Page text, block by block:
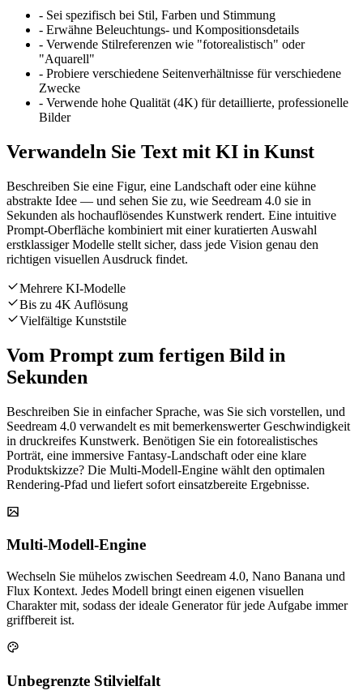
- Sei spezifisch bei Stil, Farben und Stimmung
- Erwähne Beleuchtungs- und Kompositionsdetails
- Verwende Stilreferenzen wie "fotorealistisch" oder
"Aquarell"
- Probiere verschiedene Seitenverhältnisse für verschiedene
Zwecke
- Verwende hohe Qualität (4K) für detaillierte, professionelle
Bilder
Verwandeln Sie Text mit KI in Kunst
Beschreiben Sie eine Figur, eine Landschaft oder eine kühne
abstrakte Idee — und sehen Sie zu, wie Seedream 4.0 sie in
Sekunden als hochauflösendes Kunstwerk rendert. Eine intuitive
Prompt-Oberfläche kombiniert mit einer kuratierten Auswahl
erstklassiger Modelle stellt sicher, dass jede Vision genau den
richtigen visuellen Ausdruck findet.
Mehrere KI-Modelle
Bis zu 4K Auflösung
Vielfältige Kunststile
Vom Prompt zum fertigen Bild in
Sekunden
Beschreiben Sie in einfacher Sprache, was Sie sich vorstellen, und
Seedream 4.0 verwandelt es mit bemerkenswerter Geschwindigkeit
in druckreifes Kunstwerk. Benötigen Sie ein fotorealistisches
Porträt, eine immersive Fantasy-Landschaft oder eine klare
Produktskizze? Die Multi-Modell-Engine wählt den optimalen
Rendering-Pfad und liefert sofort einsatzbereite Ergebnisse.
Multi-Modell-Engine
Wechseln Sie mühelos zwischen Seedream 4.0, Nano Banana und
Flux Kontext. Jedes Modell bringt einen eigenen visuellen
Charakter mit, sodass der ideale Generator für jede Aufgabe immer
griffbereit ist.
Unbegrenzte Stilvielfalt